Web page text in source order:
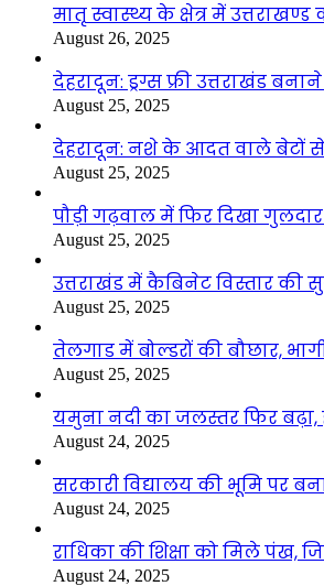
मातृ स्वास्थ्य के क्षेत्र में
August 26, 2025
देहरादून: ड्रग्स फ्री उत्तराखंड
August 25, 2025
देहरादून: नशे के आदत वाले बेटों
August 25, 2025
पौड़ी गढ़वाल में फिर दिखा
August 25, 2025
उत्तराखंड में कैबिनेट विस्तार
August 25, 2025
तेलगाड में बोल्डरों की बौछार,
August 25, 2025
यमुना नदी का जलस्तर फिर बढ़ा,
August 24, 2025
सरकारी विद्यालय की भूमि पर
August 24, 2025
राधिका की शिक्षा को मिले पंख,
August 24, 2025